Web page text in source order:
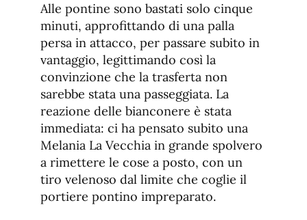
Alle pontine sono bastati solo cinque
minuti, approfittando di una palla
persa in attacco, per passare subito in
vantaggio, legittimando così la
convinzione che la trasferta non
sarebbe stata una passeggiata. La
reazione delle bianconere è stata
immediata: ci ha pensato subito una
Melania La Vecchia in grande spolvero
a rimettere le cose a posto, con un
tiro velenoso dal limite che coglie il
portiere pontino impreparato.